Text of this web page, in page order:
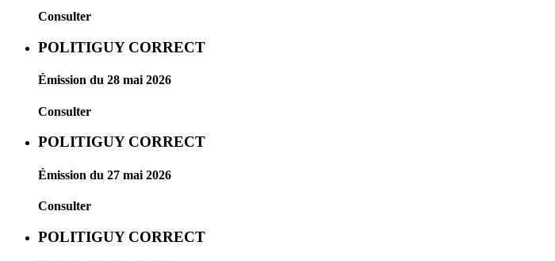
Consulter
POLITIGUY CORRECT
Émission du 28 mai 2026
Consulter
POLITIGUY CORRECT
Émission du 27 mai 2026
Consulter
POLITIGUY CORRECT